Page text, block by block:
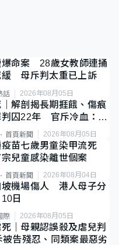
爆命案 28歲女教師連捅
緩 母斥判太重已上訴
話 2026年08月05日
解剖揭長期捱餓、傷痕
囚22年 官斥冷血：同
首頁新聞 2026年08月05日
苗七歲男童染甲流死
兒童感染離世個案
首頁新聞 2026年08月04日
坡機場傷人 港人母子分
日
際 2026年08月05日
｜母親認誤殺及虐兒判
告殘忍、同類案最惡劣